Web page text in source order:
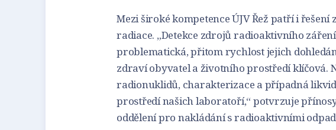
Mezi široké kompetence ÚJV Řež patří i
radiace. „Detekce zdrojů radioaktivního
problematická, přitom rychlost jejich
zdraví obyvatel a životního prostředí klíčová.
radionuklidů, charakterizace a případná
prostředí našich laboratoří,“ potvrzuje
oddělení pro nakládání s radioaktivními